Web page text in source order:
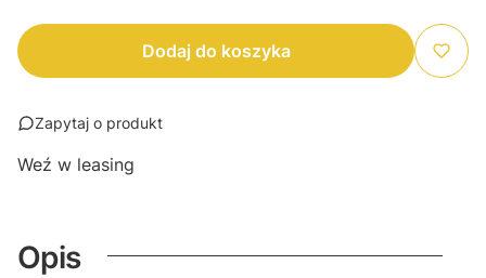
Dodaj do koszyka
Zapytaj o produkt
Weź w leasing
Opis